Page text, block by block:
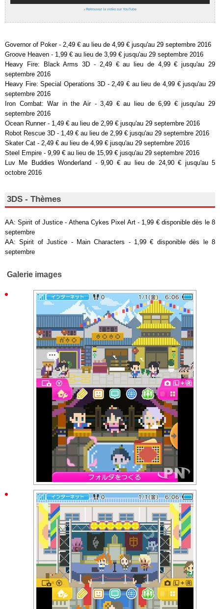
› Retrouvez la vidéo sur YouTube
Governor of Poker - 2,49 € au lieu de 4,99 € jusqu'au 29 septembre 2016
Groove Heaven - 1,99 € au lieu de 3,99 € jusqu'au 29 septembre 2016
Heavy Fire: Black Arms 3D - 2,49 € au lieu de 4,99 € jusqu'au 29
septembre 2016
Heavy Fire: Special Operations 3D - 2,49 € au lieu de 4,99 € jusqu'au 29
septembre 2016
Iron Combat: War in the Air - 3,49 € au lieu de 6,99 € jusqu'au 29
septembre 2016
Ocean Runner - 1,49 € au lieu de 2,99 € jusqu'au 29 septembre 2016
Robot Rescue 3D - 1,49 € au lieu de 2,99 € jusqu'au 29 septembre 2016
Skater Cat - 2,49 € au lieu de 4,99 € jusqu'au 29 septembre 2016
Steel Empire - 9,99 € au lieu de 15,99 € jusqu'au 29 septembre 2016
Luv Me Buddies Wonderland - 9,90 € au lieu de 24,90 € jusqu'au 5
octobre 2016
3DS - Thèmes
AA: Spirit of Justice - Athena Cykes Pixel Art - 1,99 € disponible dès le 8
septembre
AA: Spirit of Justice - Main Characters - 1,99 € disponible dès le 8
septembre
Galerie images